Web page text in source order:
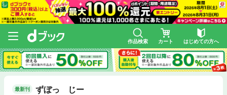
作品検索 カート はじめての方へ
最新刊 ずぼっ じー